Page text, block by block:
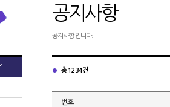
공지사항
공지사항 입니다.
총 1234건
번호